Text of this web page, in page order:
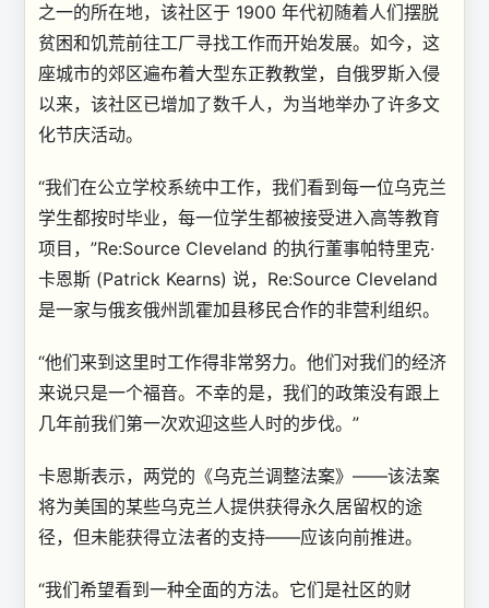
之一的所在地，该社区于 1900 年代初随着人们摆脱
贫困和饥荒前往工厂寻找工作而开始发展。如今，这
座城市的郊区遍布着大型东正教教堂，自俄罗斯入侵
以来，该社区已增加了数千人，为当地举办了许多文
化节庆活动。
“我们在公立学校系统中工作，我们看到每一位乌克兰
学生都按时毕业，每一位学生都被接受进入高等教育
项目，”Re:Source Cleveland 的执行董事帕特里克·
卡恩斯 (Patrick Kearns) 说，Re:Source Cleveland
是一家与俄亥俄州凯霍加县移民合作的非营利组织。
“他们来到这里时工作得非常努力。他们对我们的经济
来说只是一个福音。不幸的是，我们的政策没有跟上
几年前我们第一次欢迎这些人时的步伐。”
卡恩斯表示，两党的《乌克兰调整法案》——该法案
将为美国的某些乌克兰人提供获得永久居留权的途
径，但未能获得立法者的支持——应该向前推进。
“我们希望看到一种全面的方法。它们是社区的财